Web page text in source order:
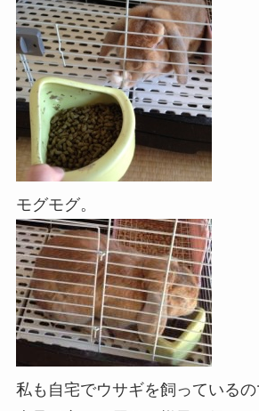
モグモグ。
私も自宅でウサギを飼っている